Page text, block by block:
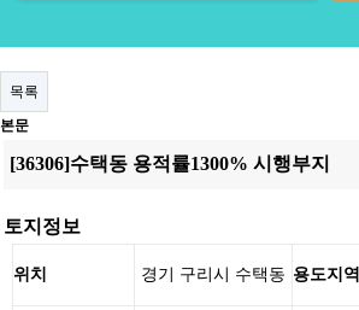
목록
본문
[36306]수택동 용적률1300% 시행부지
토지정보
위치 경기 구리시 수택동 용도지역